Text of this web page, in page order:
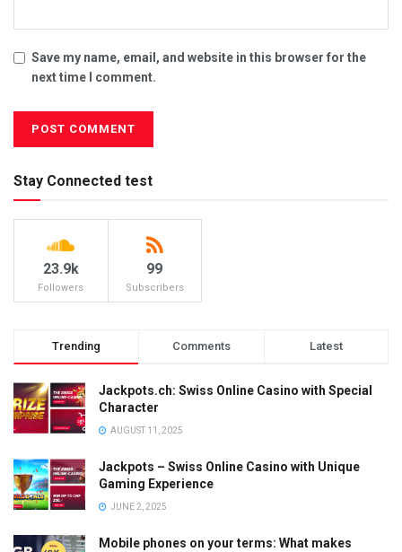
Save my name, email, and website in this browser for the
next time I comment.
Stay Connected test
23.9k
Followers
99
Subscribers
Trending Comments Latest
Jackpots.ch: Swiss Online Casino with Special
Character
AUGUST 11, 2025
Jackpots – Swiss Online Casino with Unique
Gaming Experience
JUNE 2, 2025
Mobile phones on your terms: What makes